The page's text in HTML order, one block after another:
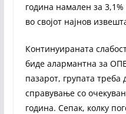
година намален за
во својот најнов
Континуираната
биде алармантна за
пазарот, групата треба
справување со
година. Сепак, колку